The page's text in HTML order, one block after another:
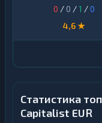
0 / 0 /1 /0
4,6 ★
Статистика
Capitalist EUR